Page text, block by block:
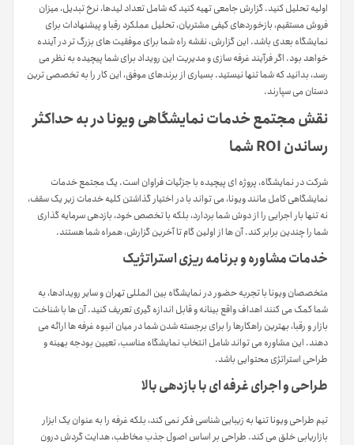
اولیه تحلیل کنید. گزارش جامعی تهیه کنید که شامل تعداد لیدها، نرخ تبدیل، میزان
فروش مستقیم، بازخوردهای کیفی مشتریان، تحلیل عملکرد رقبا و پیشنهادات برای
نمایشگاه بعدی باشد. این گزارش، نقشه راه شما برای موفقیت های بزرگ تر در آینده
خواهد بود. اگر فرآیند غرفه سازی و مدیریت این رویداد برای شما پیچیده به نظر می
رسد، بدانید که شما تنها نیستید. بسیاری از برندهای موفق، این کار را به تخصصی ترین
دستان می سپارند.
نقش مجتمع خدمات نمایشگاهی ویونا در به حداکثر
رساندن ROI شما
شرکت در نمایشگاه، پروژه ای پیچیده با جزئیات فراوان است. یک مجتمع خدمات
نمایشگاهی کامل مانند ویونا، می تواند با در اختیار گذاشتن کلیه خدمات زیر یک سقف،
نه تنها بار اجرایی را از دوش شما بردارد، بلکه با تخصص خود، بازدهی سرمایه گذاری
شما را چندین برابر کند. آن ها از اولین گام تا آخرین گزارش، همراه شما هستند.
خدمات مشاوره و برنامه ریزی استراتژیک
متخصصان ویونا با تجربه حضور در نمایشگاه بین المللی تهران و سایر رویدادها، به
شما کمک می کنند اهداف واقع بینانه و قابل اندازه گیری تعریف کنید. آن ها با شناخت
بازار و رقبا، بهترین راهکارها را برای برجسته شدن شما در میان انبوه غرفه ها ارائه می
دهند. این مشاوره می تواند شامل انتخاب نمایشگاه مناسب، تعیین بودجه بهینه و
طراحی استراتژی محتوایی باشد.
طراحی و اجرای غرفه ای با بازدهی بالا
تیم طراحی ویونا تنها به زیبایی شناسی فکر نمی کند، بلکه غرفه را به عنوان یک ابزار
بازاریابی خلق می کند. طراحی بر اساس اصول جذب مخاطب، هدایت گردش درون